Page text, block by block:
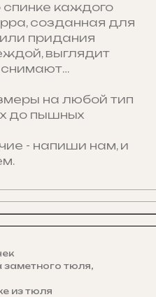
спинке каждого
созданная для
придания
выглядит
на любой тип
до пышных
- напиши нам, и
заметного тюля,
из тюля